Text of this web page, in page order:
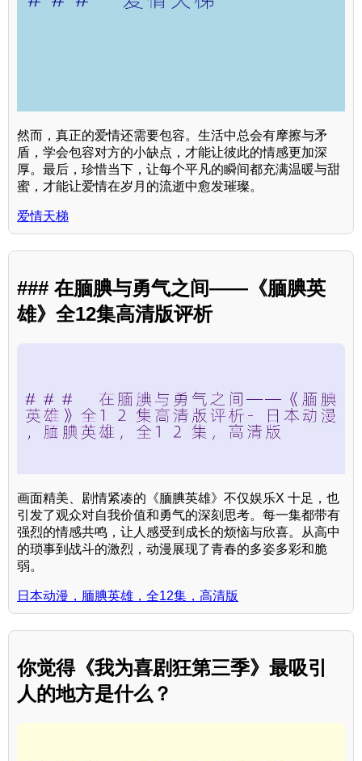
然而，真正的爱情还需要包容。生活中总会有摩擦与矛
盾，学会包容对方的小缺点，才能让彼此的情感更加深
厚。最后，珍惜当下，让每个平凡的瞬间都充满温暖与甜
蜜，才能让爱情在岁月的流逝中愈发璀璨。
爱情天梯
### 在腼腆与勇气之间——《腼腆英
雄》全12集高清版评析
画面精美、剧情紧凑的《腼腆英雄》不仅娱乐X 十足，也
引发了观众对自我价值和勇气的深刻思考。每一集都带有
强烈的情感共鸣，让人感受到成长的烦恼与欣喜。从高中
的琐事到战斗的激烈，动漫展现了青春的多姿多彩和脆
弱。
日本动漫，腼腆英雄，全12集，高清版
你觉得《我为喜剧狂第三季》最吸引
人的地方是什么？